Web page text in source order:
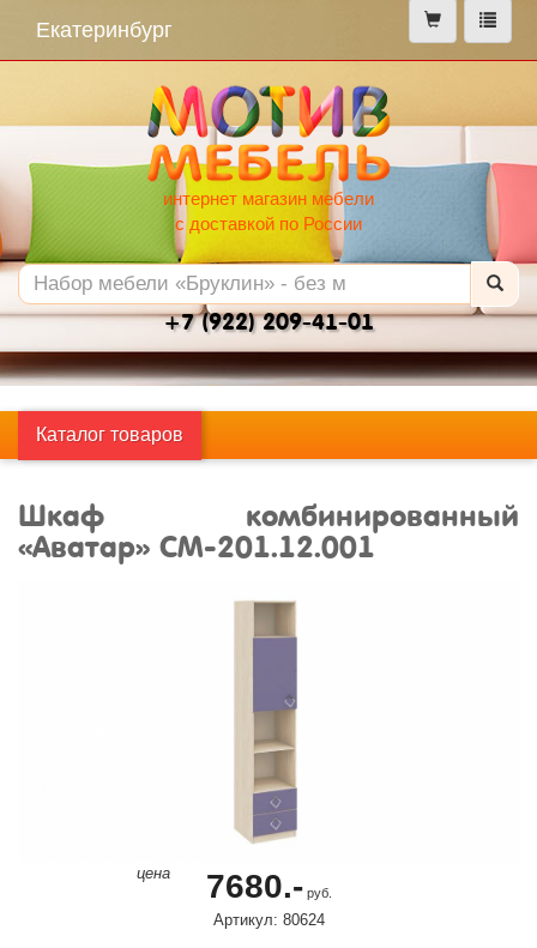
меню
Екатеринбург
интернет магазин мебели
с доставкой по России
+7 (922) 209-41-01
Каталог товаров
Шкаф комбинированный
«Аватар» СМ-201.12.001
цена 7680.-руб.
Артикул: 80624